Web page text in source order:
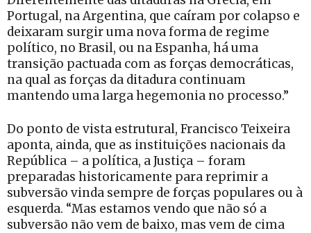
Portugal, na Argentina, que caíram por colapso e
deixaram surgir uma nova forma de regime
político, no Brasil, ou na Espanha, há uma
transição pactuada com as forças democráticas,
na qual as forças da ditadura continuam
mantendo uma larga hegemonia no processo.”
Do ponto de vista estrutural, Francisco Teixeira
aponta, ainda, que as instituições nacionais da
República – a política, a Justiça – foram
preparadas historicamente para reprimir a
subversão vinda sempre de forças populares ou à
esquerda. “Mas estamos vendo que não só a
subversão não vem de baixo, mas vem de cima